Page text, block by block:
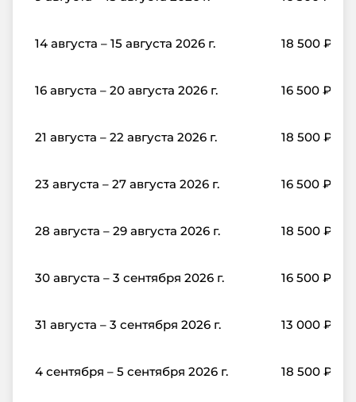
14 августа – 15 августа 2026 г. 18 500 ₽
16 августа – 20 августа 2026 г. 16 500 ₽
21 августа – 22 августа 2026 г. 18 500 ₽
23 августа – 27 августа 2026 г. 16 500 ₽
28 августа – 29 августа 2026 г. 18 500 ₽
30 августа – 3 сентября 2026 г. 16 500 ₽
31 августа – 3 сентября 2026 г. 13 000 ₽
4 сентября – 5 сентября 2026 г. 18 500 ₽